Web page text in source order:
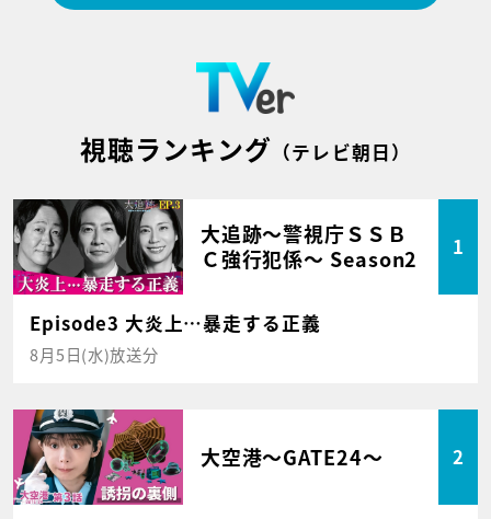
視聴ランキング （テレビ朝日）
大追跡～警視庁ＳＳＢ
Ｃ強行犯係～ Season2
1
Episode3 大炎上…暴走する正義
8月5日(水)放送分
大空港～GATE24～ 2